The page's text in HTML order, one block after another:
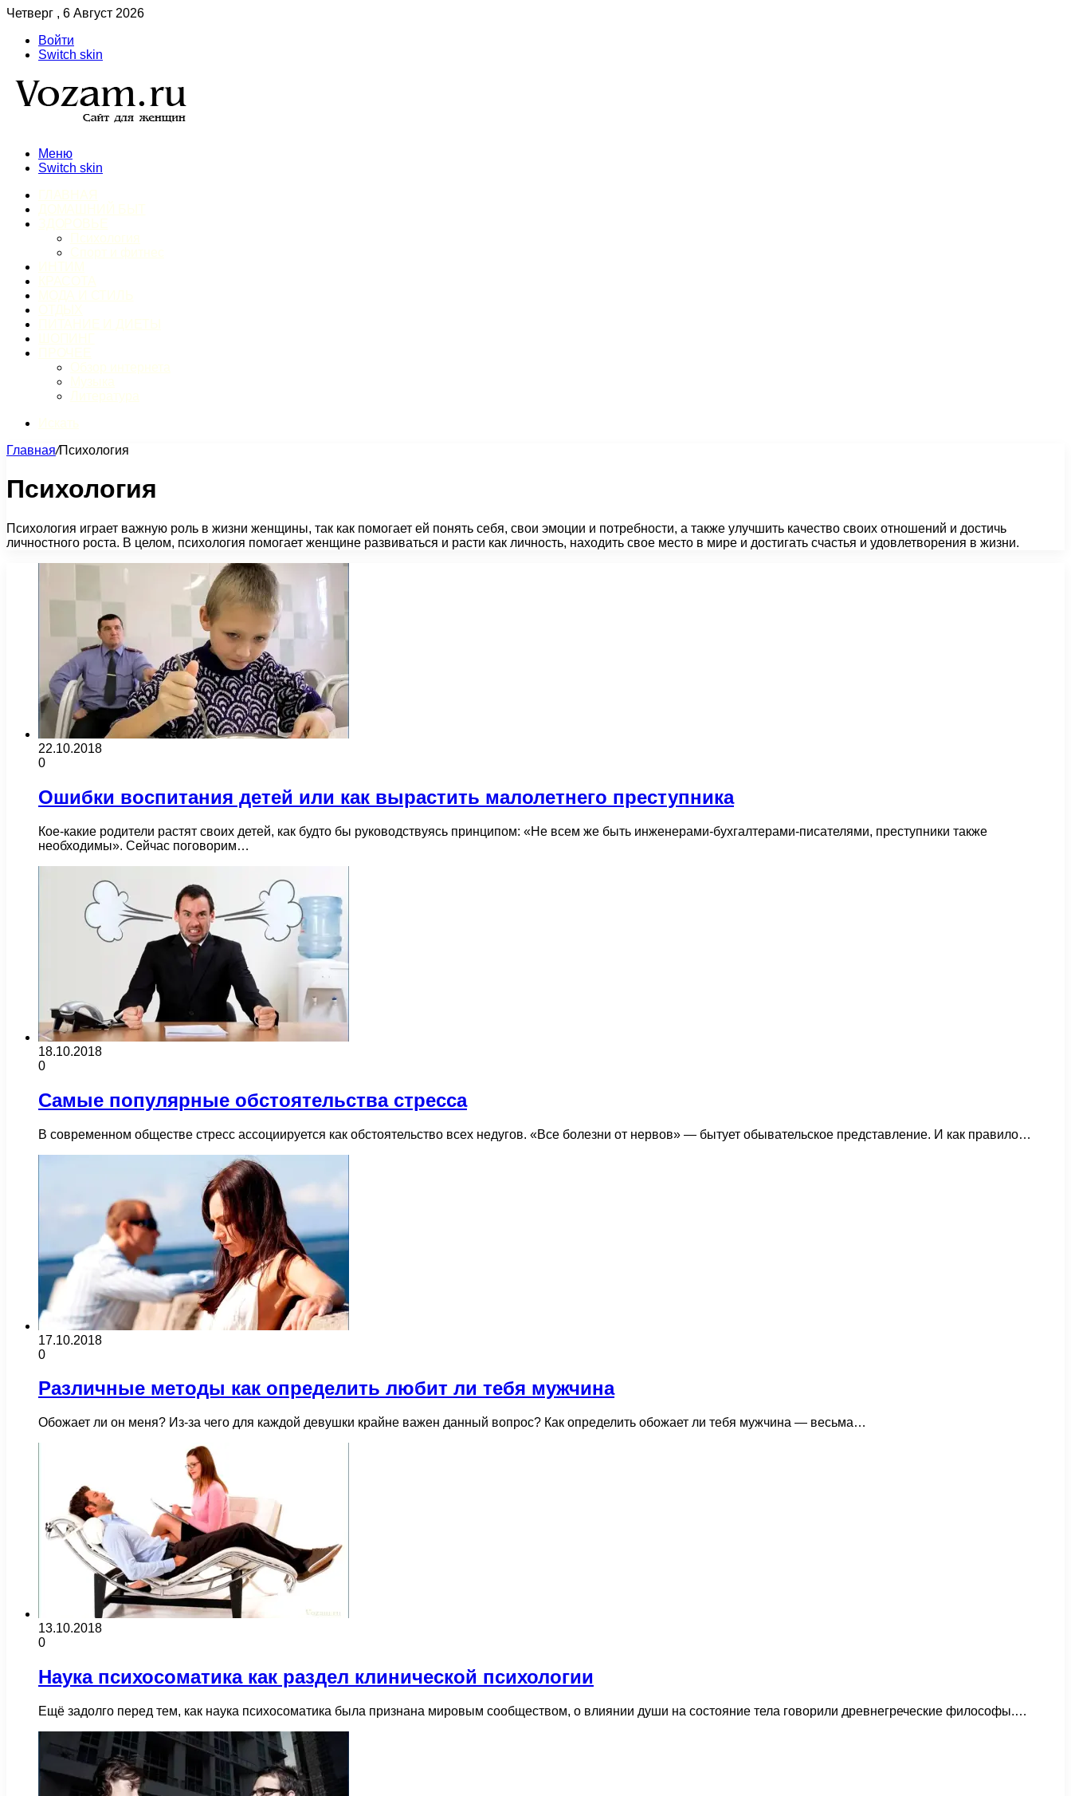
Четверг , 6 Август 2026
Войти
Switch skin
Меню
Switch skin
Главная/Психология
Психология
Психология играет важную роль в жизни женщины, так как помогает ей понять себя, свои эмоции и потребности, а также улучшить качество своих отношений и достичь
личностного роста. В целом, психология помогает женщине развиваться и расти как личность, находить свое место в мире и достигать счастья и удовлетворения в жизни.
22.10.2018
0
Ошибки воспитания детей или как вырастить малолетнего преступника
Кое-какие родители растят своих детей, как будто бы руководствуясь принципом: «Не всем же быть инженерами-бухгалтерами-писателями, преступники также
необходимы». Сейчас поговорим…
18.10.2018
0
Самые популярные обстоятельства стресса
В современном обществе стресс ассоциируется как обстоятельство всех недугов. «Все болезни от нервов» — бытует обывательское представление. И как правило…
17.10.2018
0
Различные методы как определить любит ли тебя мужчина
Обожает ли он меня? Из-за чего для каждой девушки крайне важен данный вопрос? Как определить обожает ли тебя мужчина — весьма…
13.10.2018
0
Наука психосоматика как раздел клинической психологии
Ещё задолго перед тем, как наука психосоматика была признана мировым сообществом, о влиянии души на состояние тела говорили древнегреческие философы.…